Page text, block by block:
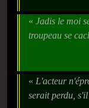
« Jadis le moi
troupeau se
« L'acteur
serait perdu,